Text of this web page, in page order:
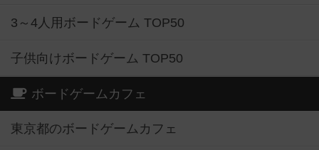
3～4人用ボードゲーム TOP50
子供向けボードゲーム TOP50
ボードゲームカフェ
東京都のボードゲームカフェ